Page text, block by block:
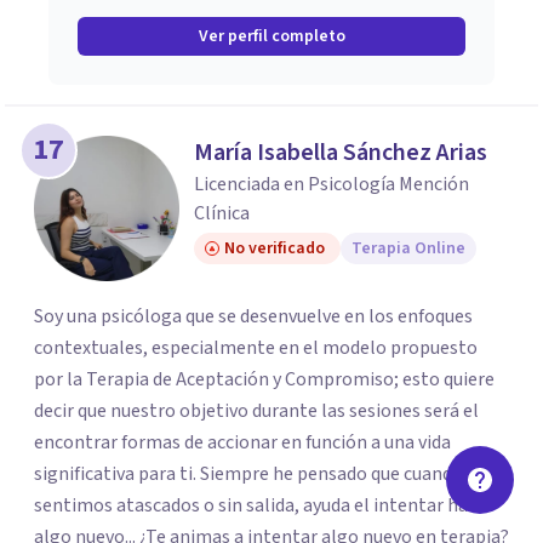
Ver perfil completo
17 María Isabella Sánchez Arias
Licenciada en Psicología Mención
Clínica
No verificado Terapia Online
Soy una psicóloga que se desenvuelve en los enfoques
contextuales, especialmente en el modelo propuesto
por la Terapia de Aceptación y Compromiso; esto quiere
decir que nuestro objetivo durante las sesiones será el
encontrar formas de accionar en función a una vida
significativa para ti. Siempre he pensado que cuando nos
sentimos atascados o sin salida, ayuda el intentar hacer
algo nuevo... ¿Te animas a intentar algo nuevo en terapia?